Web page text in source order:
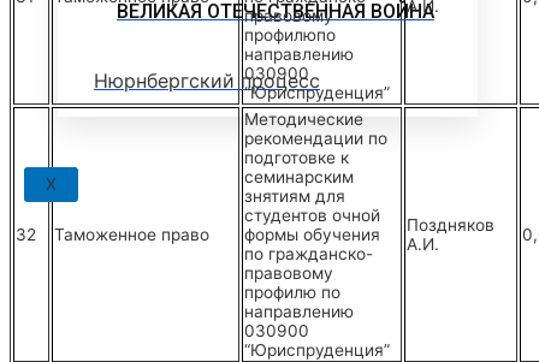
ВЕЛИКАЯ ОТЕЧЕСТВЕННАЯ ВОЙНА
Нюрнбергский процесс
X
правовому
профилюпо
направлению
030900
“Юриспруденция”
А.И.
32 Таможенное право
Методические
рекомендации по
подготовке к
семинарским
знятиям для
студентов очной
формы обучения
по гражданско-
правовому
профилю по
направлению
030900
“Юриспруденция”
Поздняков
А.И.